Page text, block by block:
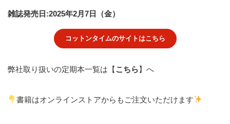
雑誌発売日:2025年2月7日（金）
コットンタイムのサイトはこちら
弊社取り扱いの定期本一覧は【こちら】へ
書籍はオンラインストアからもご注文いただけます